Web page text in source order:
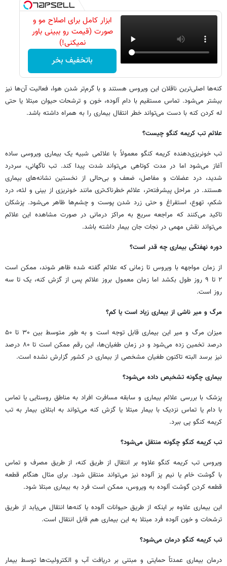
ابزار کامل برای اصلاح مو و
صورت (قیمت رو ببینی باور
نمیکنی!)
باتخفیف بخر
کنه‌ها اصلی‌ترین ناقلان این ویروس هستند و با گرم‌تر شدن هوا، فعالیت آن‌ها نیز
بیشتر می‌شود. تماس مستقیم با دام آلوده، خون و ترشحات حیوان مبتلا یا حتی
له کردن کنه با دست می‌تواند خطر انتقال بیماری را به همراه داشته باشد.
علائم تب کریمه کنگو چیست؟
تب خونریزی‌دهنده کریمه کنگو معمولاً با علائمی شبیه یک بیماری ویروسی ساده
آغاز می‌شود اما در مدت کوتاهی می‌تواند شدت پیدا کند. تب ناگهانی، سردرد
شدید، درد عضلات و مفاصل، ضعف و بی‌حالی از نخستین نشانه‌های بیماری
هستند. در مراحل پیشرفته‌تر، علائم خطرناک‌تری مانند خونریزی از بینی و لثه، درد
شکم، تهوع، استفراغ و حتی زرد شدن پوست و چشم‌ها ظاهر می‌شود. پزشکان
تاکید می‌کنند که مراجعه سریع به مراکز درمانی در صورت مشاهده این علائم
می‌تواند نقش مهمی در نجات جان بیمار داشته باشد.
دوره نهفتگی بیماری چه قدر است؟
از زمان مواجهه با ویروس تا زمانی که علائم گفته شده ظاهر شوند، ممکن است
۲ تا ۹ روز طول بکشد اما زمان معمول بروز علائم پس از گزش کنه، یک تا سه
روز است.
مرگ و میر ناشی از بیماری زیاد است یا کم؟
میزان مرگ و میر این بیماری قابل توجه است و به طور متوسط بین ۳۰ تا ۵۰
درصد تخمین زده می‌شود و در زمان طغیان‌ها، این رقم ممکن است تا ۸۰ درصد
نیز برسد البته تاکنون طغیان مشخصی از بیماری در کشور گزارش نشده است.
بیماری چگونه تشخیص داده می‌شود؟
پزشک با بررسی علائم بیماری و سابقه مسافرت افراد به مناطق روستایی یا تماس
با دام یا تماس نزدیک با بیمار مبتلا یا گزش کنه می‌تواند به ابتلای بیمار به تب
کریمه کنگو پی ببرد.
تب کریمه کنگو چگونه منتقل می‌شود؟
ویروس تب کریمه کنگو علاوه بر انتقال از طریق کنه، از طریق مصرف و تماس
با گوشت خام یا نیم پز آلوده نیز می‌تواند منتقل شود. برای مثال هنگام قطعه
قطعه کردن گوشت آلوده به ویروس، ممکن است فرد به بیماری مبتلا شود.
این بیماری علاوه بر اینکه از طریق حیوانات آلوده یا کنه‌ها انتقال می‌یابد از طریق
ترشحات و خون آلوده فرد مبتلا به این بیماری هم قابل انتقال است.
تب کریمه کنگو درمان می‌شود؟
درمان بیماری عمدتاً حمایتی و مبتنی بر دریافت آب و الکترولیت‌ها توسط بیمار